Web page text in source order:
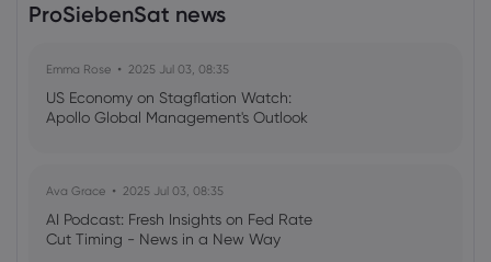
ProSiebenSat news
Emma Rose 2025 Jul 03, 08:35
US Economy on Stagflation Watch:
Apollo Global Management's Outlook
Ava Grace 2025 Jul 03, 08:35
AI Podcast: Fresh Insights on Fed Rate
Cut Timing - News in a New Way